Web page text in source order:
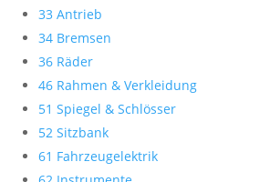
33 Antrieb
34 Bremsen
36 Räder
46 Rahmen & Verkleidung
51 Spiegel & Schlösser
52 Sitzbank
61 Fahrzeugelektrik